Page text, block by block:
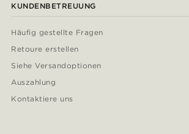
KUNDENBETREUUNG
Häufig gestellte Fragen
Retoure erstellen
Siehe Versandoptionen
Auszahlung
Kontaktiere uns